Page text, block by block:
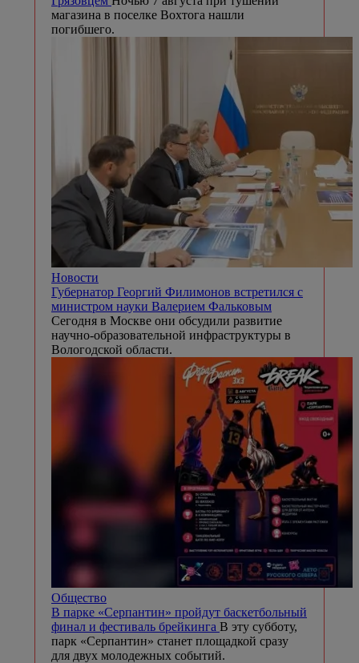
магазина в поселке Вохтога нашли
погибшего.
Новости
Губернатор Георгий Филимонов встретился с
министром науки Валерием Фальковым
Сегодня в Москве они обсудили развитие
научно-образовательной инфраструктуры в
Вологодской области.
Общество
В парке «Серпантин» пройдут баскетбольный
финал и фестиваль брейкинга В эту субботу,
парк «Серпантин» станет площадкой сразу
для двух молодежных событий.